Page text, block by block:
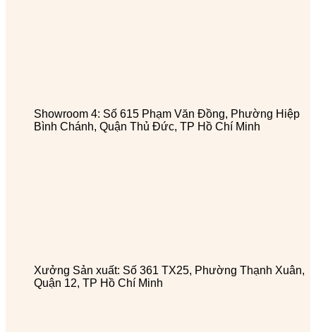
Showroom 4: Số 615 Phạm Văn Đồng, Phường Hiệp
Bình Chánh, Quận Thủ Đức, TP Hồ Chí Minh
Xưởng Sản xuất: Số 361 TX25, Phường Thạnh Xuân,
Quận 12, TP Hồ Chí Minh